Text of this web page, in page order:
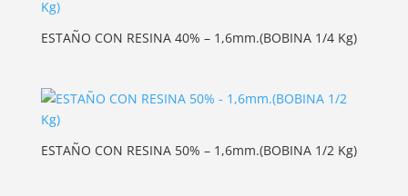
ESTAÑO CON RESINA 40% – 1,6mm.(BOBINA 1/4 Kg)
ESTAÑO CON RESINA 50% – 1,6mm.(BOBINA 1/2 Kg)